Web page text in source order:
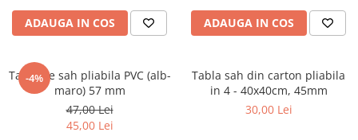
Piese sah electronice
Piese Sah Tematice
Puzzle
Sah Magnetic India
Set Sah + Table/backgammon
ADAUGA IN COS ADAUGA IN COS
-4%
Tabla de sah pliabila PVC (alb-
maro) 57 mm
47,00 Lei
45,00 Lei
Tabla sah din carton pliabila
in 4 - 40x40cm, 45mm
30,00 Lei